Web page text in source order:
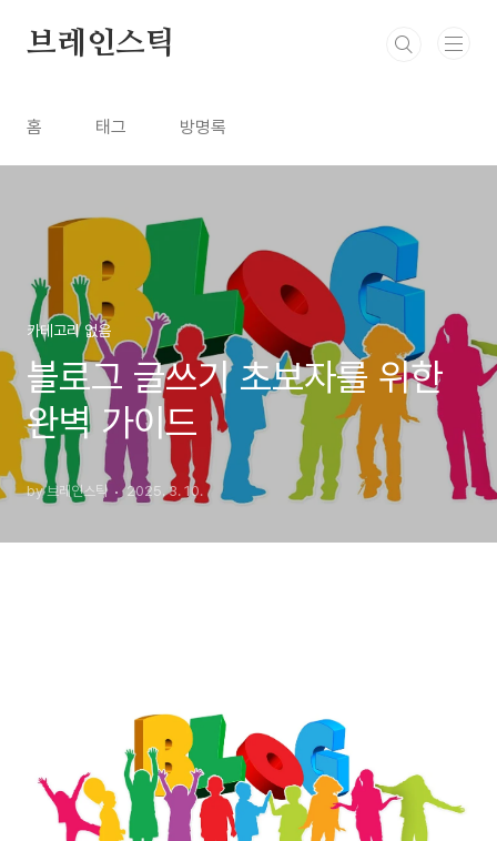
브레인스틱
홈 태그 방명록
카테고리 없음
블로그 글쓰기 초보자를 위한
완벽 가이드
by 브레인스틱 2025. 3. 10.